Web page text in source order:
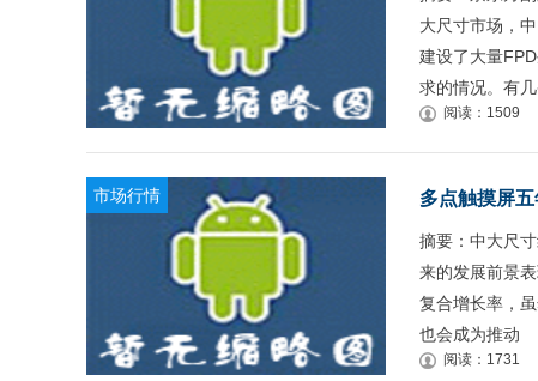
大尺寸市场，
建设了大量
求的情况。有
阅读：1509
市场行情 多点触摸屏
摘要：中大尺
来的发展前景
复合增长率，
也会成为推动
阅读：1731